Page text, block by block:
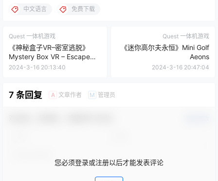
中文语言 免费下载
Quest 一体机游戏
《神秘盒子VR–密室逃脱》
Mystery Box VR – Escape
The Room
2024-3-16 20:13:40
Quest 一体机游戏
《迷你高尔夫永恒》Mini Golf
Aeons
2024-3-16 20:47:04
7 条回复 A 文章作者 M 管理员
您必须登录或注册以后才能发表评论